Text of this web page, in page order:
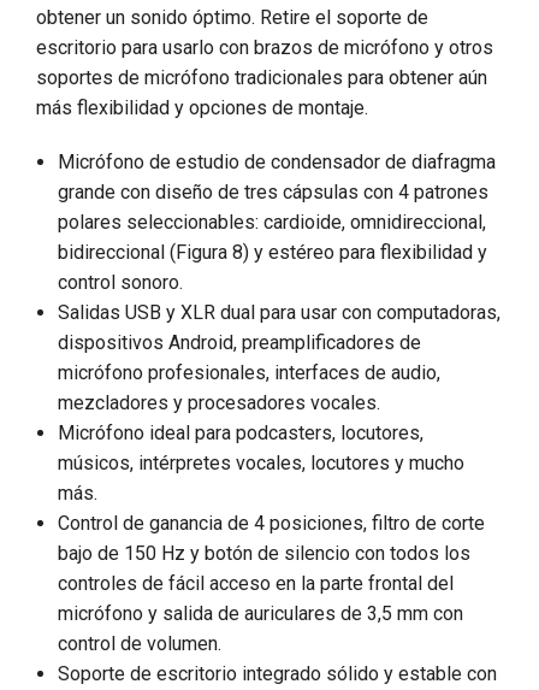
obtener un sonido óptimo. Retire el soporte de
escritorio para usarlo con brazos de micrófono y otros
soportes de micrófono tradicionales para obtener aún
más flexibilidad y opciones de montaje.
Micrófono de estudio de condensador de diafragma
grande con diseño de tres cápsulas con 4 patrones
polares seleccionables: cardioide, omnidireccional,
bidireccional (Figura 8) y estéreo para flexibilidad y
control sonoro.
Salidas USB y XLR dual para usar con computadoras,
dispositivos Android, preamplificadores de
micrófono profesionales, interfaces de audio,
mezcladores y procesadores vocales.
Micrófono ideal para podcasters, locutores,
músicos, intérpretes vocales, locutores y mucho
más.
Control de ganancia de 4 posiciones, filtro de corte
bajo de 150 Hz y botón de silencio con todos los
controles de fácil acceso en la parte frontal del
micrófono y salida de auriculares de 3,5 mm con
control de volumen.
Soporte de escritorio integrado sólido y estable con